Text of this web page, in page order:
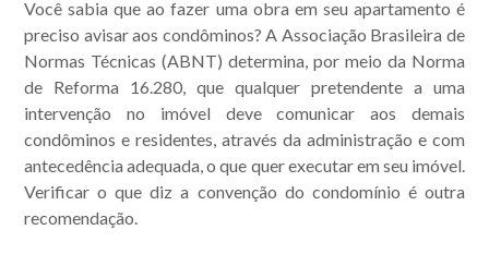
Acompanhe nossas
Você sabia que ao fazer uma obra em seu apartamento é
preciso avisar aos condôminos? A Associação Brasileira de
Normas Técnicas (ABNT) determina, por meio da Norma
de Reforma 16.280, que qualquer pretendente a uma
intervenção no imóvel deve comunicar aos demais
condôminos e residentes, através da administração e com
antecedência adequada, o que quer executar em seu imóvel.
Verificar o que diz a convenção do condomínio é outra
recomendação.